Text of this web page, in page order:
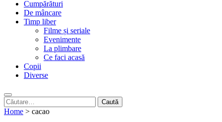
Cumpărături
De mâncare
Timp liber
Filme și seriale
Evenimente
La plimbare
Ce faci acasă
Copii
Diverse
Caută
după:
Home > cacao